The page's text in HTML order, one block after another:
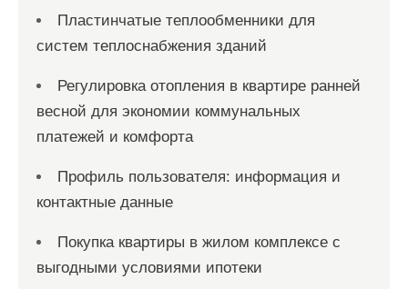
Пластинчатые теплообменники для
систем теплоснабжения зданий
Регулировка отопления в квартире ранней
весной для экономии коммунальных
платежей и комфорта
Профиль пользователя: информация и
контактные данные
Покупка квартиры в жилом комплексе с
выгодными условиями ипотеки